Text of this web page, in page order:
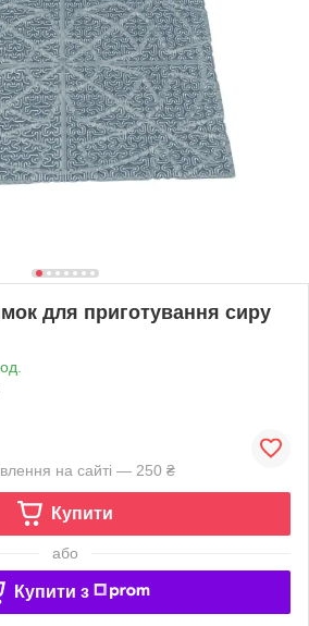
для приготування сиру
на сайті — 250 ₴
Купити
або
Купити з